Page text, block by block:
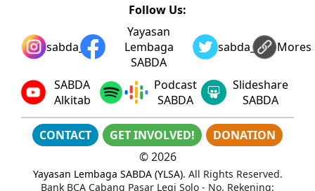
Follow Us:
sabda_ylsa
Yayasan
Lembaga
SABDA
sabda_ylsaMores
SABDA
Alkitab
Podcast
SABDA
Slideshare
SABDA
CONTACT GET INVOLVED!
DONATION
©2026
Yayasan Lembaga SABDA (YLSA). All Rights Reserved.
Bank BCA Cabang Pasar Legi Solo - No. Rekening: